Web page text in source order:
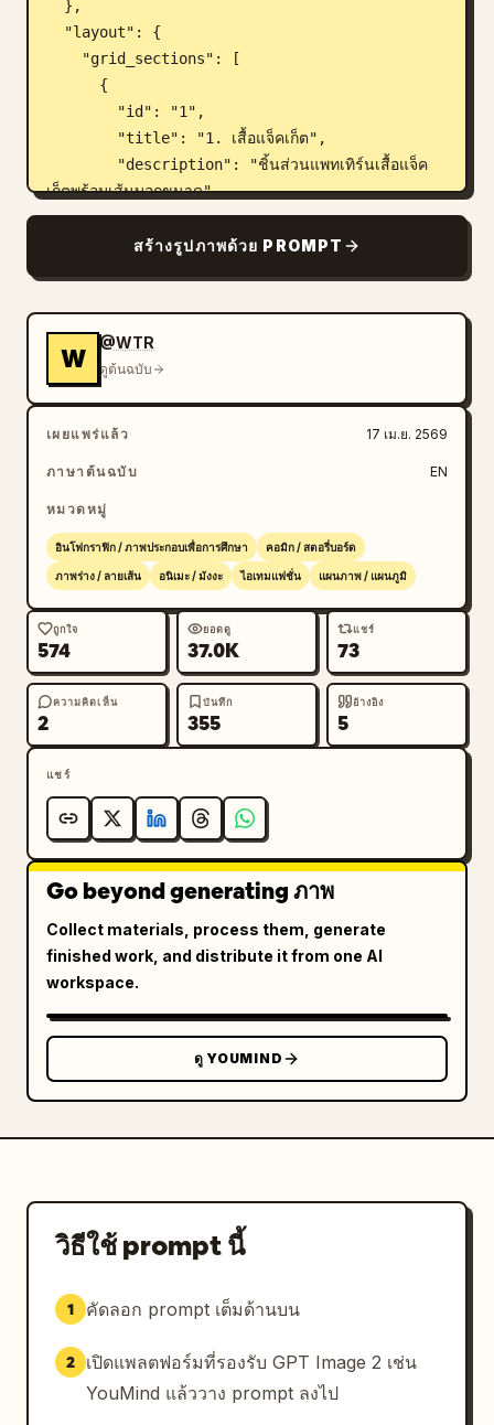
เก็ตพร้อมเส้นบอกขนาด",
        "piece_count": 8,
      {
        "id": "2",
        "title": "2. เสื้อกั๊ก (ตัวใน)",
        "description": "ชิ้นส่วนแพทเทิร์นเสื้อกั๊กลาย
        "piece_count": 2,
        "labels": ["ชิ้นหน้า", "ชิ้นหลัง"]
      },
      {
        "id": "3",
        "title": "3. ริบบิ้น/เนคไท",
        "description": "ภาพประกอบริบบิ้นสีดำ
        "piece_count": 1
      },
      {
        "id": "4",
        "title": "4. ฐานเข็มกลัด/ตราสัญลักษณ์",
        "description": "ภาพประกอบตราสัญลักษณ์ที่
        "text_detail": "
        "piece_count": 1
      },
      {
        "id": "5",
        "title": "5. กระโปรง (ระบาย 4 ชั้น)",
        "description": "ชิ้นส่วนแพทเทิร์น
3", "ชั้นที่ 4", "ตัวกระโปรง (ซับใน)"]
        "title": "6. ปลายแขนเสื้อ (คัฟฟ์)",
เสื้อ",
        "piece_count": 3
      },
      {
สร้างรูปภาพด้วย PROMPT
W
@WTR
ดูต้นฉบับ
เผยแพร่แล้ว 17 เม.ย. 2569
ภาษาต้นฉบับ EN
หมวดหมู่
อินโฟกราฟิก / ภาพประกอบเพื่อการศึกษา คอมิก / สตอรี่บอร์ด
ภาพร่าง / ลายเส้น อนิเมะ / มังงะ ไอเทมแฟชั่น แผนภาพ / แผนภูมิ
ถูกใจ
574
ยอดดู
37.0K
แชร์
73
ความคิดเห็น
2
บันทึก
355
อ้างอิง
5
แชร์
Go beyond generating ภาพ
Collect materials, process them, generate
finished work, and distribute it from one AI
workspace.
ดู YOUMIND
วิธีใช้ prompt นี้
1 คัดลอก prompt เต็มด้านบน
2
เปิดแพลตฟอร์มที่รองรับ GPT Image 2 เช่น
YouMind แล้ววาง prompt ลงไป